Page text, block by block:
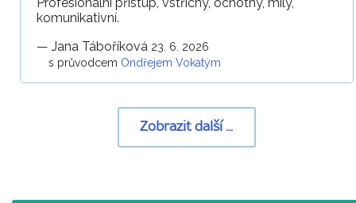
komunikativní.
— Jana Táboříková 23. 6. 2026
s průvodcem Ondřejem Vokatým
Zobrazit další ...